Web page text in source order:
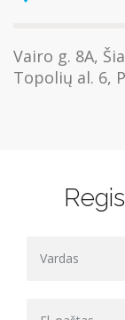
Vairo g. 8A,
Topolių al. 6,